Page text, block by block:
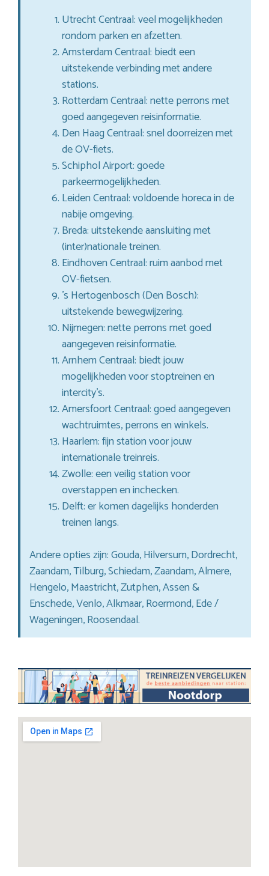
Utrecht Centraal: veel mogelijkheden
rondom parken en afzetten.
Amsterdam Centraal: biedt een
uitstekende verbinding met andere
stations.
Rotterdam Centraal: nette perrons met
goed aangegeven reisinformatie.
Den Haag Centraal: snel doorreizen met
de OV-fiets.
Schiphol Airport: goede
parkeermogelijkheden.
Leiden Centraal: voldoende horeca in de
nabije omgeving.
Breda: uitstekende aansluiting met
(inter)nationale treinen.
Eindhoven Centraal: ruim aanbod met
OV-fietsen.
’s Hertogenbosch (Den Bosch):
uitstekende bewegwijzering.
Nijmegen: nette perrons met goed
aangegeven reisinformatie.
Arnhem Centraal: biedt jouw
mogelijkheden voor stoptreinen en
intercity’s.
Amersfoort Centraal: goed aangegeven
wachtruimtes, perrons en winkels.
Haarlem: fijn station voor jouw
internationale treinreis.
Zwolle: een veilig station voor
overstappen en inchecken.
Delft: er komen dagelijks honderden
treinen langs.
Andere opties zijn: Gouda, Hilversum, Dordrecht,
Zaandam, Tilburg, Schiedam, Zaandam, Almere,
Hengelo, Maastricht, Zutphen, Assen &
Enschede, Venlo, Alkmaar, Roermond, Ede /
Wageningen, Roosendaal.